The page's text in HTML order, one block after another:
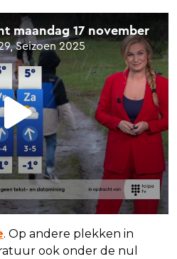
. Op andere plekken in
ook onder de nul